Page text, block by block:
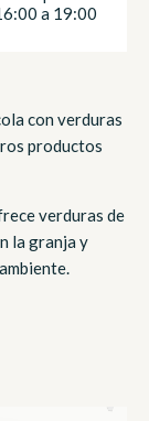
a 19:00
con verduras
productos
verduras de
la granja y